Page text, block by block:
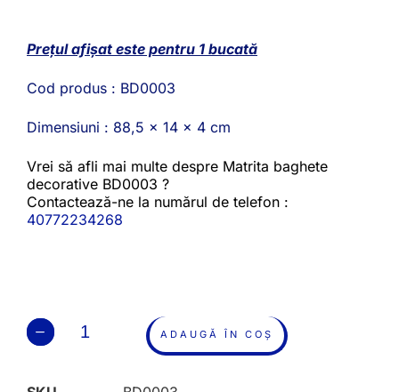
Prețul afișat este pentru 1 bucată
Cod produs : BD0003
Dimensiuni : 88,5 x 14 x 4 cm
Vrei să afli mai multe despre Matrita baghete
decorative BD0003 ?
Contactează-ne la numărul de telefon :
40772234268
ADAUGĂ ÎN COȘ